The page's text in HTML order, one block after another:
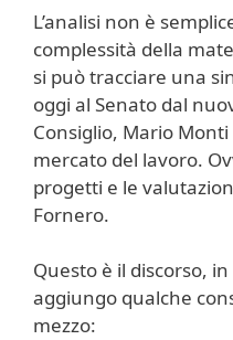
L’analisi non è
complessità della
si può tracciare una
oggi al Senato dal
Consiglio, Mario
mercato del lavoro.
progetti e le
Fornero.
Questo è il discorso,
aggiungo qualche
mezzo: